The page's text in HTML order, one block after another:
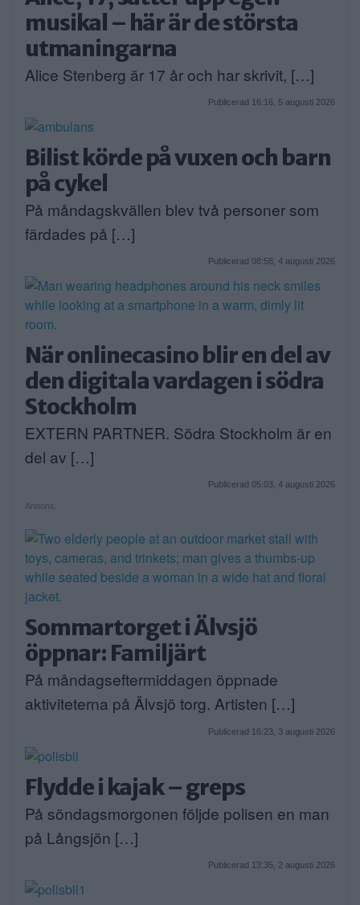
musikal – här är de största
utmaningarna
Alice Stenberg är 17 år och har skrivit, […]
Publicerad 16:16, 5 augusti 2026
Bilist körde på vuxen och barn
på cykel
På måndagskvällen blev två personer som
färdades på […]
Publicerad 08:58, 4 augusti 2026
När onlinecasino blir en del av
den digitala vardagen i södra
Stockholm
EXTERN PARTNER. Södra Stockholm är en
del av […]
Publicerad 05:03, 4 augusti 2026
Annons:
Sommartorget i Älvsjö
öppnar: Familjärt
På måndagseftermiddagen öppnade
aktiviteterna på Älvsjö torg. Artisten […]
Publicerad 16:23, 3 augusti 2026
Flydde i kajak – greps
På söndagsmorgonen följde polisen en man
på Långsjön […]
Publicerad 13:35, 2 augusti 2026